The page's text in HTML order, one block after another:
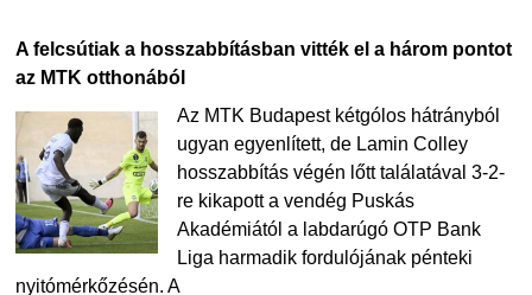
A felcsútiak a hosszabbításban vitték el a három pontot
az MTK otthonából
Az MTK Budapest kétgólos hátrányból
ugyan egyenlített, de Lamin Colley
hosszabbítás végén lőtt találatával 3-2-
re kikapott a vendég Puskás
Akadémiától a labdarúgó OTP Bank
Liga harmadik fordulójának pénteki
nyitómérkőzésén. A